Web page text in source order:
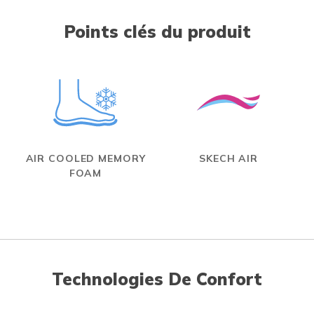
Points clés du produit
AIR COOLED MEMORY
FOAM
SKECH AIR
Technologies De Confort